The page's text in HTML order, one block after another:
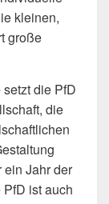
kleinen,
große
die PfD
die
ein Jahr der
ist auch